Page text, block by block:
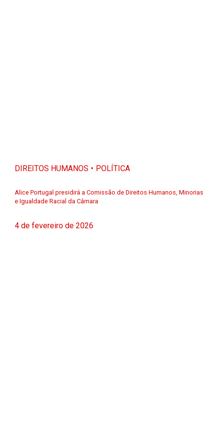
DIREITOS HUMANOS POLÍTICA
Alice Portugal presidirá a Comissão de Direitos Humanos, Minorias
e Igualdade Racial da Câmara
4 de fevereiro de 2026